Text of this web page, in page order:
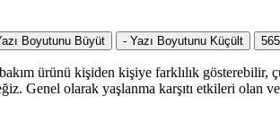
Boyutunu Büyüt - Yazı Boyutunu Küçült 565
ürünü kişiden kişiye farklılık
Genel olarak yaşlanma karşıtı etkileri olan